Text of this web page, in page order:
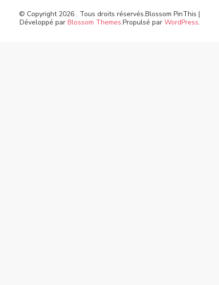
© Copyright 2026 . Tous droits réservés.Blossom PinThis |
Développé par Blossom Themes.Propulsé par WordPress.